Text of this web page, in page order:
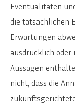
Eventualitäten
die tatsächlichen
Erwartungen
ausdrücklich
Aussagen
nicht, dass die